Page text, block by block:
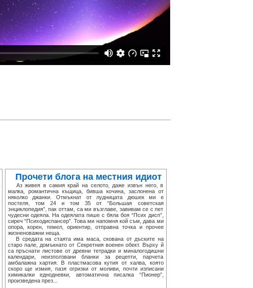
Прочети блога на местния идиот
Аз живея в самия край на селото, даже извън него, в
малка, романтична къщица, бивша кочина, заслонена от
няколко джанки. Отмъкнат от лудницата дюшек ми е
постеля, том 24 и том 35 от “Большая советская
энциклопедия”, пак оттам, са ми възглаве, завивам се с пет
чудесни одеяла. На одеялата пише с бяла боя “Псих дисп”,
сиреч “Психодиспансер”. Това ми напомня кой съм, дава ми
опора, корен, темел, ориентир, отправна точка и прочее
жизненоважни неща.
В средата на стаята има маса, скована от дъските на
старо пале, домъкнато от Секретния военен обект. Върху й
са пръснати листове от древни тетрадки и миналогодишни
календари, неизползвани бланки за рецепти, парчета
амбалажна хартия. В пластмасова кутия от халва, която
скоро ще измия, пазя огризки от моливи, почти изписани
химикалки еднодневки, автоматична писалка “Пионер”,
произведена през...